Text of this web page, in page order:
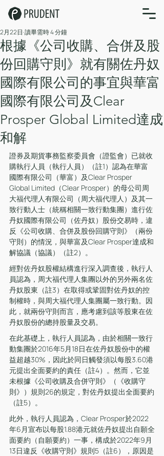
根據《公司收購、合併及股
份回購守則》就有關佐丹奴
國際有限公司的事宜與華富
國際有限公司及Clear
Prosper Global Limited達成
和解
2月22日 讀畢需時 4 分鐘
證券及期貨事務監察委員會（證監會）已就收
購執行人員（執行人員）（註1）認為在華富
國際有限公司（華富）及Clear Prosper
Global Limited（Clear Prosper）的母公司周
大福代理人有限公司（周大福代理人）及其一
致行動人士（統稱相關一致行動集團）進行佐
丹奴國際有限公司（佐丹奴）股份交易時，違
反《公司收購、合併及股份回購守則》（兩份
守則）的情況，與華富及Clear Prosper達成和
解協議（協議）（註2）。
經對佐丹奴股權結構進行深入調查後，執行人
員認為，周大福代理人集團以外的另外兩名佐
丹奴股東（註3）在取得或鞏固對佐丹奴的控
制權時，與周大福代理人集團屬一致行動。因
此，就兩份守則而言，應考慮到該等股東在佐
丹奴股份的總持股量及交易。
在此基礎上，執行人員認為，由於相關一致行
動集團於2016年5月18日在佐丹奴股份中的權
益超越30%，因此於同日觸發須以每股3.60港
元提出全面要約的責任（註4）。然而，它並
未根據《公司收購及合併守則》（《收購守
則》）規則26的規定，對佐丹奴提出全面要約
（註5）。
此外，執行人員認為，Clear Prosper於2022
年6月宣布以每股1.88港元就佐丹奴提出自願全
面要約（自願要約）一事，構成於2022年9月
13日違反《收購守則》規則5（註6），原因是